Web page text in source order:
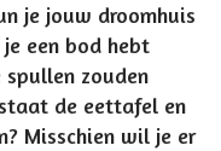
je jouw droomhuis
een bod hebt
zouden
de eettafel en
Misschien wil je er